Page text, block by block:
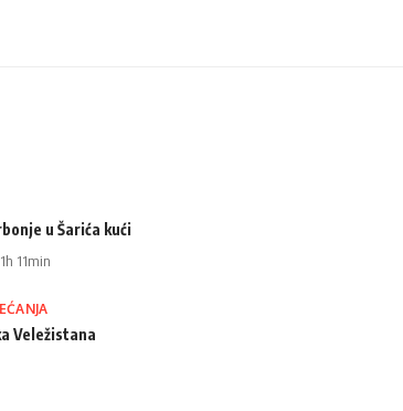
u Šarića kući
11min
Veležistana